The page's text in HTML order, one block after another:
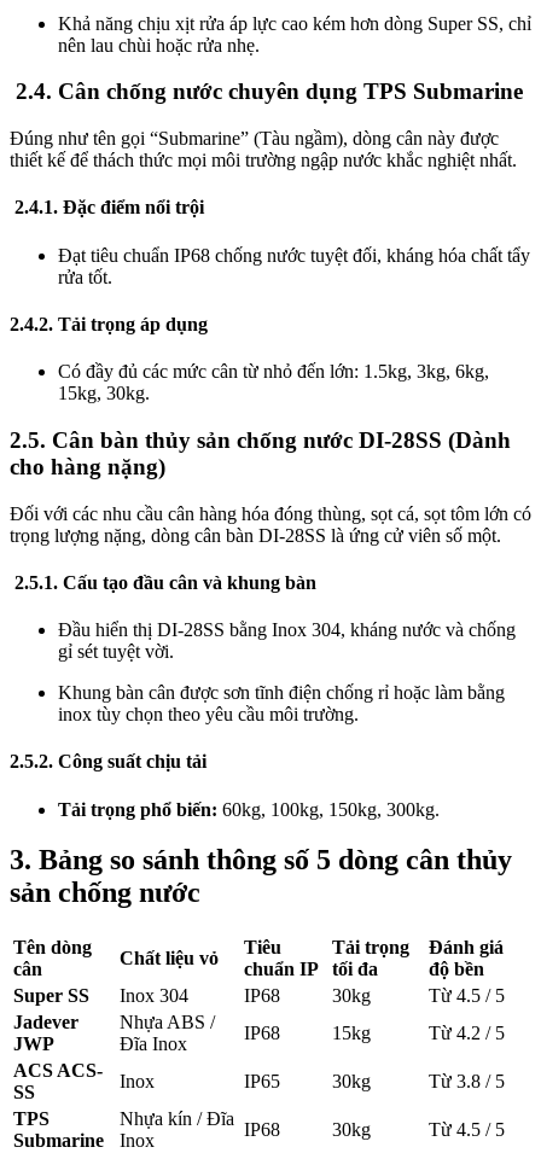
Khả năng chịu xịt rửa áp lực cao kém hơn dòng Super SS, chỉ
nên lau chùi hoặc rửa nhẹ.
2.4. Cân chống nước chuyên dụng TPS Submarine
Đúng như tên gọi “Submarine” (Tàu ngầm), dòng cân này được
thiết kế để thách thức mọi môi trường ngập nước khắc nghiệt nhất.
2.4.1. Đặc điểm nổi trội
Đạt tiêu chuẩn IP68 chống nước tuyệt đối, kháng hóa chất tẩy
rửa tốt.
2.4.2. Tải trọng áp dụng
Có đầy đủ các mức cân từ nhỏ đến lớn: 1.5kg, 3kg, 6kg,
15kg, 30kg.
2.5. Cân bàn thủy sản chống nước DI-28SS (Dành
cho hàng nặng)
Đối với các nhu cầu cân hàng hóa đóng thùng, sọt cá, sọt tôm lớn có
trọng lượng nặng, dòng cân bàn DI-28SS là ứng cử viên số một.
2.5.1. Cấu tạo đầu cân và khung bàn
Đầu hiển thị DI-28SS bằng Inox 304, kháng nước và chống
gỉ sét tuyệt vời.
Khung bàn cân được sơn tĩnh điện chống rỉ hoặc làm bằng
inox tùy chọn theo yêu cầu môi trường.
2.5.2. Công suất chịu tải
Tải trọng phổ biến: 60kg, 100kg, 150kg, 300kg.
3. Bảng so sánh thông số 5 dòng cân thủy
sản chống nước
Tên dòng
cân
Chất liệu vỏ
Tiêu
chuẩn IP
Tải trọng
tối đa
Đánh giá
độ bền
Super SS
Inox 304 IP68 30kg
Từ 4.5 / 5
Jadever
JWP
Nhựa ABS /
Đĩa Inox
IP68 15kg
Từ 4.2 / 5
ACS ACS-
SS
Inox IP65 30kg
Từ 3.8 / 5
TPS
Submarine
Nhựa kín / Đĩa
Inox
IP68 30kg
Từ 4.5 / 5